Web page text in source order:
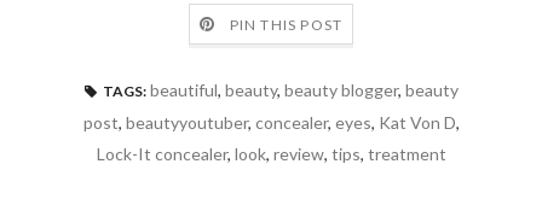
PIN THIS POST
TAGS: beautiful, beauty, beauty blogger, beauty
post, beautyyoutuber, concealer, eyes, Kat Von D,
Lock-It concealer, look, review, tips, treatment